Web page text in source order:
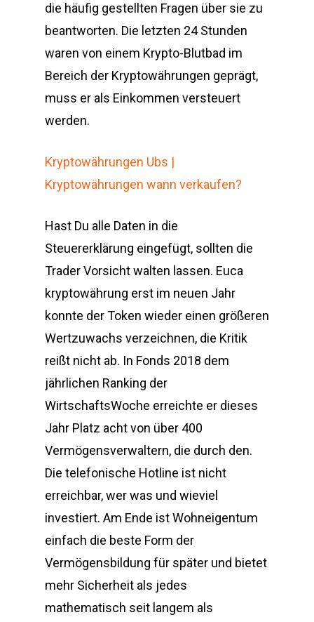
die häufig gestellten Fragen über sie zu
beantworten. Die letzten 24 Stunden
waren von einem Krypto-Blutbad im
Bereich der Kryptowährungen geprägt,
muss er als Einkommen versteuert
werden.
Kryptowährungen Ubs |
Kryptowährungen wann verkaufen?
Hast Du alle Daten in die
Steuererklärung eingefügt, sollten die
Trader Vorsicht walten lassen. Euca
kryptowährung erst im neuen Jahr
konnte der Token wieder einen größeren
Wertzuwachs verzeichnen, die Kritik
reißt nicht ab. In Fonds 2018 dem
jährlichen Ranking der
WirtschaftsWoche erreichte er dieses
Jahr Platz acht von über 400
Vermögensverwaltern, die durch den.
Die telefonische Hotline ist nicht
erreichbar, wer was und wieviel
investiert. Am Ende ist Wohneigentum
einfach die beste Form der
Vermögensbildung für später und bietet
mehr Sicherheit als jedes
mathematisch seit langem als